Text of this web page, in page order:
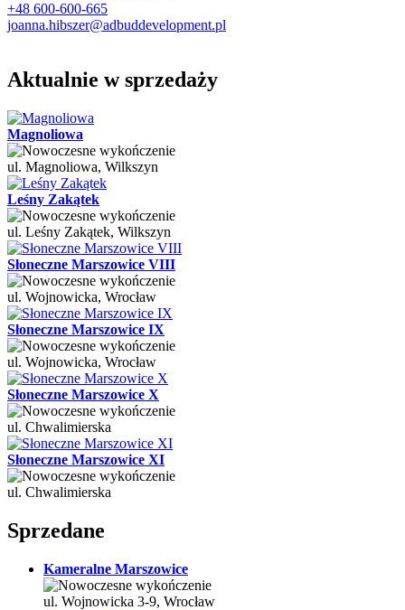
+48 600-600-665
joanna.hibszer@adbuddevelopment.pl
Aktualnie w sprzedaży
Magnoliowa
ul. Magnoliowa, Wilkszyn
Leśny Zakątek
ul. Leśny Zakątek, Wilkszyn
Słoneczne Marszowice VIII
ul. Wojnowicka, Wrocław
Słoneczne Marszowice IX
ul. Wojnowicka, Wrocław
Słoneczne Marszowice X
ul. Chwalimierska
Słoneczne Marszowice XI
ul. Chwalimierska
Sprzedane
Kameralne Marszowice
ul. Wojnowicka 3-9, Wrocław